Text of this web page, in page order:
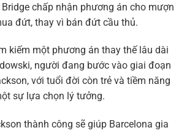
chấp nhận phương án cho mượn
đứt, thay vì bán đứt cầu thủ.
kiếm một phương án thay thế lâu dài
người đang bước vào giai đoạn
với tuổi đời còn trẻ và tiềm năng
sự lựa chọn lý tưởng.
thành công sẽ giúp Barcelona gia